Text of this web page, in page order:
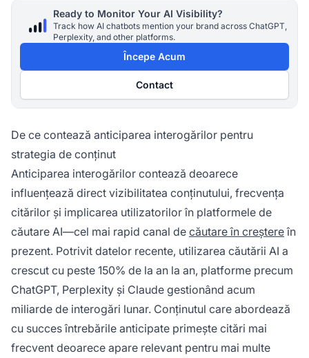
Ready to Monitor Your AI Visibility?
Track how AI chatbots mention your brand across ChatGPT,
Perplexity, and other platforms.
Începe Acum
Contact
De ce contează anticiparea interogărilor pentru
strategia de conținut
Anticiparea interogărilor contează deoarece
influențează direct vizibilitatea conținutului, frecvența
citărilor și implicarea utilizatorilor în platformele de
căutare AI—cel mai rapid canal de căutare în creștereîn
prezent. Potrivit datelor recente, utilizarea căutării AI a
crescut cu peste 150% de la an la an, platforme precum
ChatGPT, Perplexity și Claude gestionând acum
miliarde de interogări lunar. Conținutul care abordează
cu succes întrebările anticipate primește citări mai
frecvent deoarece apare relevant pentru mai multe